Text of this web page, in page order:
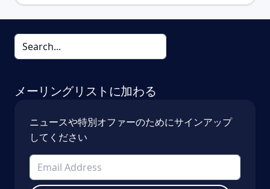
メーリングリストに加わる
ニュースや特別オファーのためにサインアップ
してください